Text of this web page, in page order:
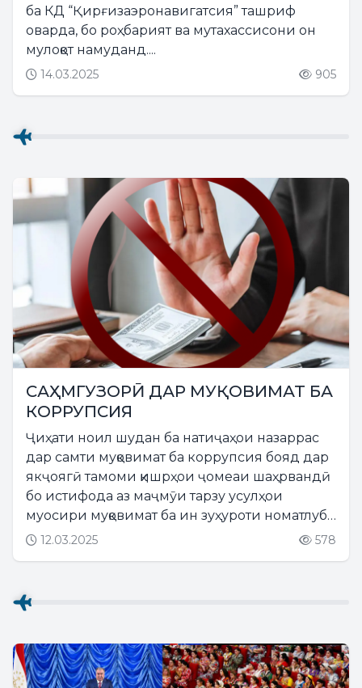
ба КД “Қирғизаэронавигатсия” ташриф
оварда, бо роҳбарият ва мутахассисони он
мулоқот намуданд....
14.03.2025 905
САҲМГУЗОРӢ ДАР МУҚОВИМАТ БА
КОРРУПСИЯ
Ҷиҳати ноил шудан ба натиҷаҳои назаррас
дар самти муқовимат ба коррупсия бояд дар
якҷоягӣ тамоми қишрҳои ҷомеаи шаҳрвандӣ
бо истифода аз маҷмӯи тарзу усулҳои
муосири муқовимат ба ин зуҳуроти номатлуб
фаъолият ва корбарӣ намоянд....
12.03.2025 578